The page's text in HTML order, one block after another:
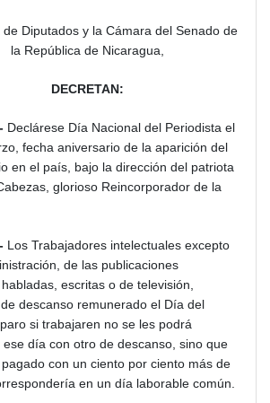
de Diputados y la Cámara del Senado de
la República de Nicaragua,
DECRETAN:
Declárese Día Nacional del Periodista el
fecha aniversario de la aparición del
en el país, bajo la dirección del patriota
glorioso Reincorporador de la
Los Trabajadores intelectuales excepto
de las publicaciones
escritas o de televisión,
descanso remunerado el Día del
si trabajaren no se les podrá
día con otro de descanso, sino que
con un ciento por ciento más de
en un día laborable común.